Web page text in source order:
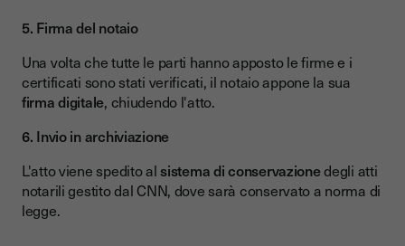
5. Firma del notaio
Una volta che tutte le parti hanno apposto le firme e i
certificati sono stati verificati, il notaio appone la sua
firma digitale, chiudendo l'atto.
6. Invio in archiviazione
L'atto viene spedito alsistema di conservazionedegli atti
notarili gestito dal CNN, dove sarà conservato a norma di
legge.